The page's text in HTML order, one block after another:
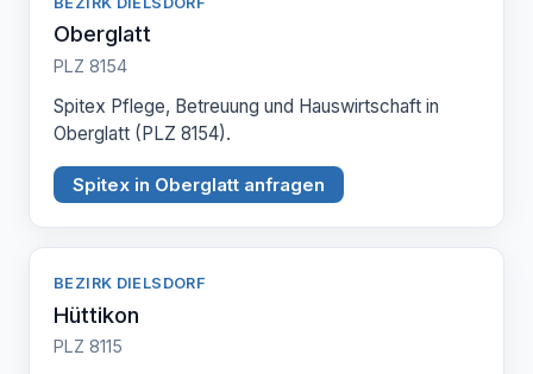
Oberglatt
PLZ 8154
Spitex Pflege, Betreuung und Hauswirtschaft in
Oberglatt (PLZ 8154).
Spitex in Oberglatt anfragen
BEZIRK DIELSDORF
Hüttikon
PLZ 8115